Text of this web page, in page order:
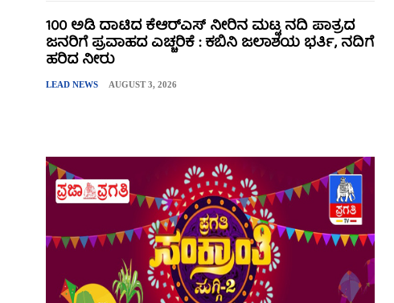
100 ಅಡಿ ದಾಟಿದ ಕೆಆರ್‌ಎಸ್ ನೀರಿನ ಮಟ್ಟ ನದಿ ಪಾತ್ರದ
ಜನರಿಗೆ ಪ್ರವಾಹದ ಎಚ್ಚರಿಕೆ : ಕಬಿನಿ ಜಲಾಶಯ ಭರ್ತಿ, ನದಿಗೆ
ಹರಿದ ನೀರು
LEAD NEWS AUGUST 3, 2026